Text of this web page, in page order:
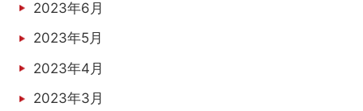
2023年6月
2023年5月
2023年4月
2023年3月